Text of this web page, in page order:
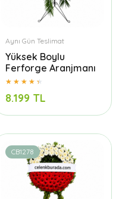
Aynı Gün Teslimat
Yüksek Boylu
Ferforge Aranjmanı
8.199 TL
CB1278